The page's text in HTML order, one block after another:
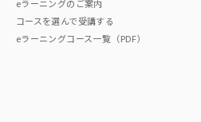
eラーニングのご案内
コースを選んで受講する
eラーニングコース一覧（PDF）